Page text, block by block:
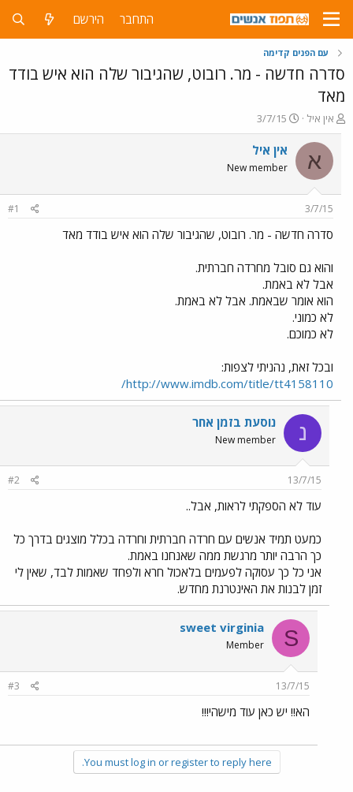
התחבר הירשם
עם הפנים קדימה
סדרה חדשה - מר. רובוט, שהגיבור שלה הוא איש בודד
מאד
פ
ו
ת
ח
ה
ש
א
אין איל
פ
ו
ר
ם
ר
3/7/15
א אין איל
New member
3/7/15
#1
סדרה חדשה - מר. רובוט, שהגיבור שלה הוא איש בודד מאד
והוא גם סובל מחרדה חברתית.
אבל לא באמת.
הוא אומר שבאמת. אבל לא באמת.
לא כמוני.
לא כמוכם.
ובכל זאת, נהניתי לצפות:
http://www.imdb.com/title/tt4158110/
נ נוסעת בזמן אחר
New member
13/7/15
#2
עוד לא הספקתי לראות, אבל..
כמעט תמיד אנשים עם חרדה חברתית וחרדה בכלל מוצגים בדרך כל
כך הרבה יותר מרגשת ממה שאנחנו באמת.
אני כל כך עסוקה לפעמים בלאכול חרא ולפחד שאמות לבד, שאין לי
זמן לבנות את האינטרנת מחדש.
S
sweet virginia
Member
13/7/15
#3
הא!! יש כאן עוד מישהי!!!
You must log in or register to reply here.